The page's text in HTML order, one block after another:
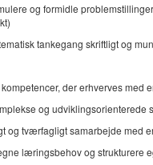
og formidle
tankegang skriftligt og
der erhverves med
og
og tværfagligt samarbejde med
læringsbehov og